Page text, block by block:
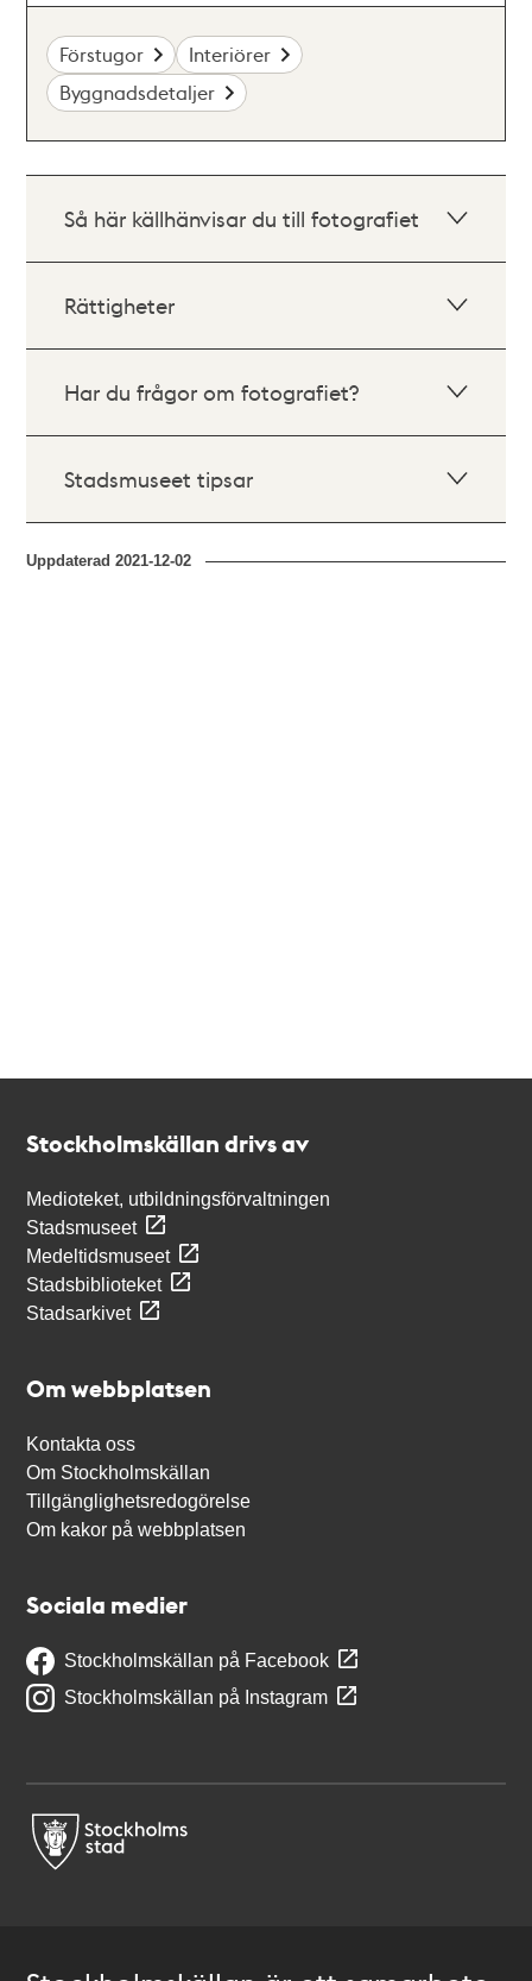
Förstugor
Interiörer
Byggnadsdetaljer
Så här källhänvisar du till fotografiet
Rättigheter
Har du frågor om fotografiet?
Stadsmuseet tipsar
Uppdaterad2021-12-02
Stockholmskällan drivs av
Medioteket, utbildningsförvaltningen
Stadsmuseet
Medeltidsmuseet
Stadsbiblioteket
Stadsarkivet
Om webbplatsen
Kontakta oss
Om Stockholmskällan
Tillgänglighetsredogörelse
Om kakor på webbplatsen
Sociala medier
Stockholmskällan på Facebook
Stockholmskällan på Instagram